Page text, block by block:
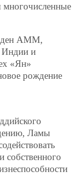
многочисленные
АММ,
Индии и
«Ян»
рождение
Ламы
собственного